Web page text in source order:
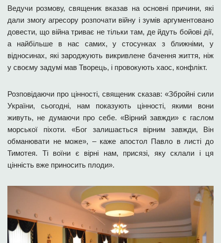
Ведучи розмову, священик вказав на основні причини, які
дали змогу агресору розпочати війну і зумів аргументовано
довести, що війна триває не тільки там, де йдуть бойові дії,
а найбільше в нас самих, у стосунках з ближніми, у
відносинах, які зароджують викривлене бачення життя, ніж
у своєму задумі мав Творець, і провокують хаос, конфлікт.
Розповідаючи про цінності, священик сказав: «Збройні сили
України, сьогодні, нам показують цінності, якими вони
живуть, не думаючи про себе. «Вірний завжди» є гаслом
морської піхоти. «Бог залишається вірним завжди, Він
обманювати не може», – каже апостол Павло в листі до
Тимотея. Ті воїни є вірні нам, присязі, яку склали і ця
цінність вже приносить плоди».